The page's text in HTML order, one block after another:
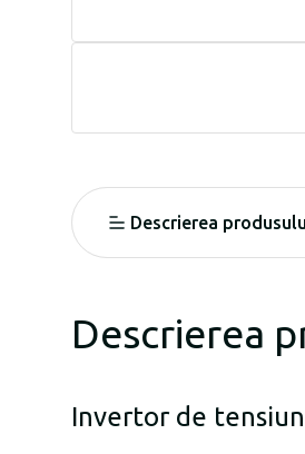
Descrierea
Descrierea
Invertor de